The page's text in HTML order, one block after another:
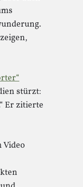
stürzt:
Er zitierte
Video